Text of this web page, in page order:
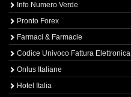
Info Numero Verde
Pronto Forex
Farmaci & Farmacie
Codice Univoco Fattura Elettronica
Onlus Italiane
Hotel Italia